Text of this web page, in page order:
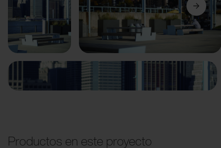
Anterior Siguiente
Productos en este proyecto